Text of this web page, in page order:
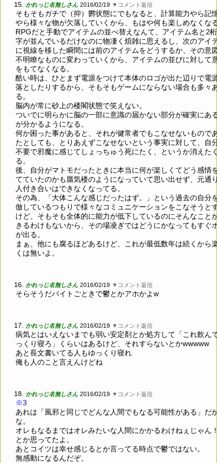
15. かれっじ名無しさん 2016/02/19 ▼コメント返信
そもそもガチで（抑）欝状態にでもなると、計算能力やら記
やら様々な物が欠落していくから、もはや何も楽しめなくな
RPGだと手動でアイテムの並べ替えなんて、アイテム名と2
字が並んでいるだけなのに物凄く煩雑に思えるし、次のアイ
に視線を移した瞬間には前のアイテムをどうするか、その意
不明瞭なものに変わっていくから、アイテムの並びに対して
をもてなくなる。
酷い時は、ひとまず電源をつけて本体のロゴが出た辺りで電
落としたりするから、そもそもゲームにならない場合も多々
る。
脳内が常に砂上の楼閣状態で笑えない。
ついでに明らかに脳の一部に意識の届かない部分が確実にあ
が分かるようになる。
何か困った事があると、それが健常者でもこなせないもので
たとしても、とりあえずこなせないという事実に対して、自
不要で邪魔に感じてしょっちゅう死にたく、というか消えた
る。
後、自分がマトモだったときに本当に何が楽しくてどう感情
てていたのかも蜃気楼のようになっていて思い出せず、元通
人付き合いはできなくなってる。
その為、「大体こんな感じだったはず。」という過去の自分
倣しているつもりで様々なコミュニケーションをこなそうと
けど、そもそも全体的に能力が低下しているのにそんなこと
きるわけもないから、その場凌ぎではどうにかなってもすぐ
が出る。
まぁ、他にも腐るほどあるけど、これが最低数年は続くから
くは無いよ。
16. かれっじ名無しさん 2016/02/19 ▼コメント返信
そらそうだバイトごときで鬱とかアホかよw
17. かれっじ名無しさん 2016/02/19 ▼コメント返信
病気とはいえないまでも弱い安定剤とか処方して「これ飲ん
っくり寝ろ」くらいはあるけど、それすらないとかwwwww
あと長文書いてる人もゆっくり寝れ
俺も人のこと言えんけどね
18. かれっじ名無しさん 2016/02/19 ▼コメント返信
※3
あれは「風邪と同じでどんな人間でもなる可能性がある」だ
な。
オレもなるまではオレみたいな人間にかかるわけねぇじゃん
とか思ってたよ。
あとコイツは幸せ感じるとか言ってる時点で鬱ではない。
無感動になるんだぞ。